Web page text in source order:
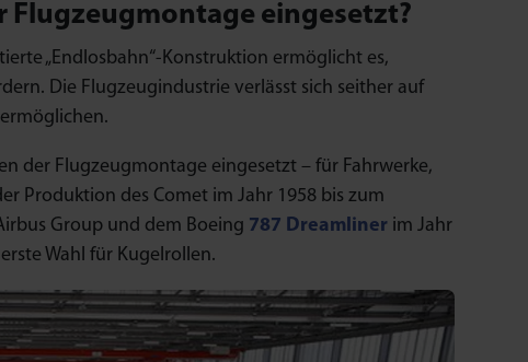
Flugzeugmontage eingesetzt?
„Endlosbahn“-Konstruktion ermöglicht es,
Die Flugzeugindustrie verlässt sich seither auf
der Flugzeugmontage eingesetzt – für Fahrwerke,
Produktion des Comet im Jahr 1958 bis zum
Group und dem Boeing 787 Dreamliner im Jahr
Wahl für Kugelrollen.